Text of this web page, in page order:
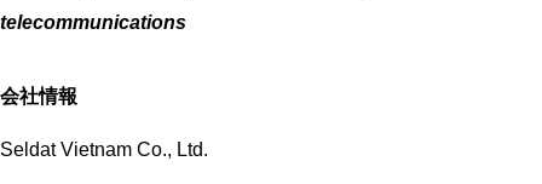
telecommunications
会社情報
Seldat Vietnam Co., Ltd.